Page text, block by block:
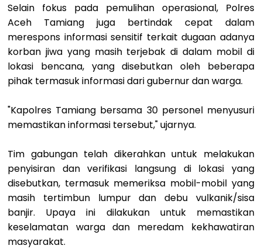
Selain fokus pada pemulihan operasional, Polres
Aceh Tamiang juga bertindak cepat dalam
merespons informasi sensitif terkait dugaan adanya
korban jiwa yang masih terjebak di dalam mobil di
lokasi bencana, yang disebutkan oleh beberapa
pihak termasuk informasi dari gubernur dan warga.
"Kapolres Tamiang bersama 30 personel menyusuri
memastikan informasi tersebut," ujarnya.
Tim gabungan telah dikerahkan untuk melakukan
penyisiran dan verifikasi langsung di lokasi yang
disebutkan, termasuk memeriksa mobil-mobil yang
masih tertimbun lumpur dan debu vulkanik/sisa
banjir. Upaya ini dilakukan untuk memastikan
keselamatan warga dan meredam kekhawatiran
masyarakat.